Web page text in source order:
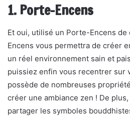
1. Porte-Encens
Et oui, utilisé un Porte-Encens de
Encens vous permettra de créer
un réel environnement sain et
puissiez enfin vous recentrer sur
possède de nombreuses
créer une ambiance zen ! De
partager les symboles